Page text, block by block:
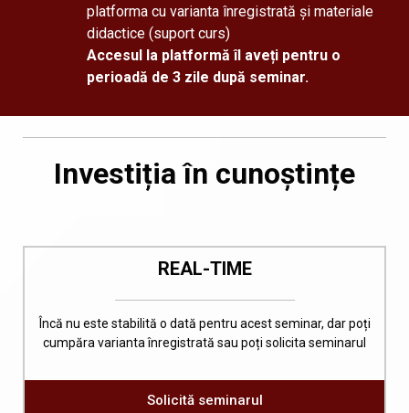
platforma cu varianta înregistrată și materiale
didactice (suport curs)
Accesul la platformă îl aveți pentru o
perioadă de 3 zile după seminar.
Investiția în cunoștințe
REAL-TIME
Încă nu este stabilită o dată pentru acest seminar, dar poți
cumpăra varianta înregistrată sau poți solicita seminarul
Solicită seminarul